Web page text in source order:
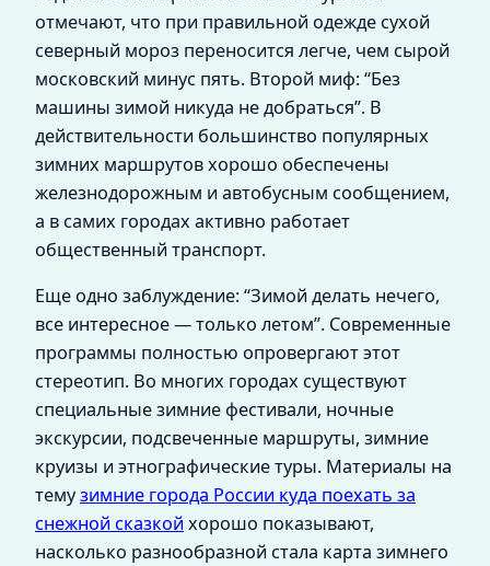
отмечают, что при правильной одежде сухой
северный мороз переносится легче, чем сырой
московский минус пять. Второй миф: “Без
машины зимой никуда не добраться”. В
действительности большинство популярных
зимних маршрутов хорошо обеспечены
железнодорожным и автобусным сообщением,
а в самих городах активно работает
общественный транспорт.
Еще одно заблуждение: “Зимой делать нечего,
все интересное — только летом”. Современные
программы полностью опровергают этот
стереотип. Во многих городах существуют
специальные зимние фестивали, ночные
экскурсии, подсвеченные маршруты, зимние
круизы и этнографические туры. Материалы на
темузимние города России куда поехать за
снежной сказкой хорошо показывают,
насколько разнообразной стала карта зимнего